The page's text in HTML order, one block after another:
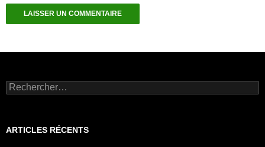
Rechercher :
ARTICLES RÉCENTS